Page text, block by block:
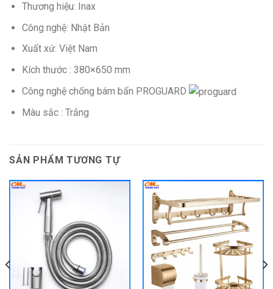
Thương hiệu: Inax
Công nghệ: Nhật Bản
Xuất xứ: Việt Nam
Kích thước : 380×650 mm
Công nghệ chống bám bẩn PROGUARD
Màu sắc : Trắng
SẢN PHẨM TƯƠNG TỰ